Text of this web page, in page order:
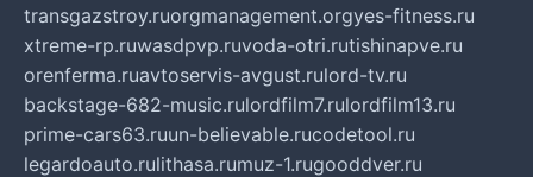
transgazstroy.ruorgmanagement.orgyes-fitness.ru
xtreme-rp.ruwasdpvp.ruvoda-otri.rutishinapve.ru
orenferma.ruavtoservis-avgust.rulord-tv.ru
backstage-682-music.rulordfilm7.rulordfilm13.ru
prime-cars63.ruun-believable.rucodetool.ru
legardoauto.rulithasa.rumuz-1.rugooddver.ru